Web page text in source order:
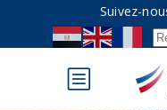
Suivez-